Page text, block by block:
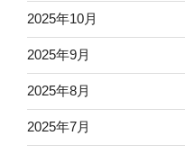
2025年10月
2025年9月
2025年8月
2025年7月